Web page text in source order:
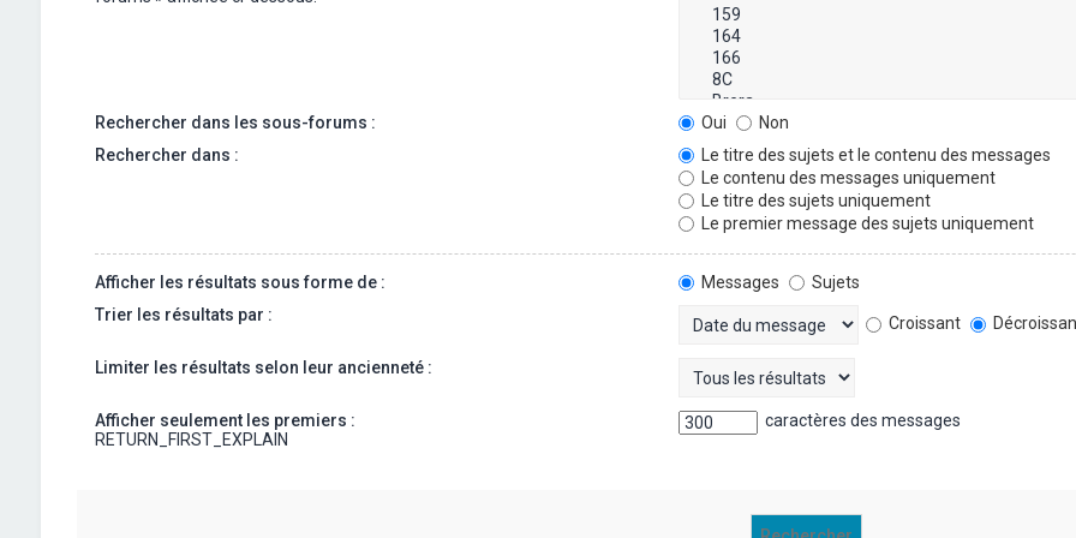
Rechercher dans les sous-forums : Oui
Non
Rechercher dans :
Le titre des sujets et le contenu des messages
Le contenu des messages uniquement
Le titre des sujets uniquement
Le premier message des sujets uniquement
Afficher les résultats sous forme de : Messages
Sujets
Trier les résultats par :
Croissant
Limiter les résultats selon leur ancienneté :
Afficher seulement les premiers :
RETURN_FIRST_EXPLAIN
caractères des messages